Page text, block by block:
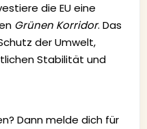
die EU eine
Grünen Korridor. Das
der Umwelt,
Stabilität und
Dann melde dich für